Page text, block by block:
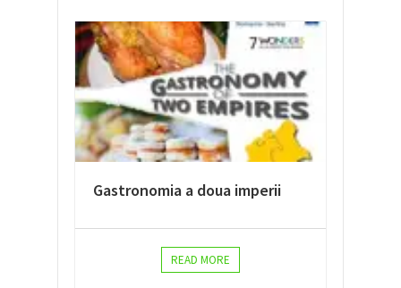
Gastronomia a doua imperii
READ MORE